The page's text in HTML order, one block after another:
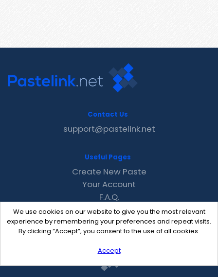
We use cookies on our website to give you the most relevant
experience by remembering your preferences and repeat visits.
By clicking “Accept”, you consent to the use of all cookies.
Accept
Contact Us
support@pastelink.net
Useful Pages
Create New Paste
Your Account
F.A.Q.
Recent
Contact